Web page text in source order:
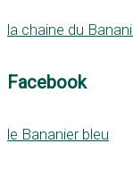
la chaine du
Facebook
le Bananier bleu